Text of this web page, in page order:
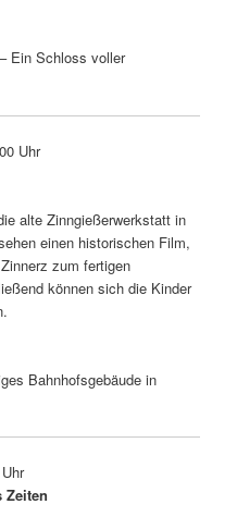
Ein Schloss voller
Uhr
alte Zinngießerwerkstatt in
einen histo­ri­schen Film,
zum fertigen
können sich die Kinder
Bahnhofsgebäude in
Zeiten